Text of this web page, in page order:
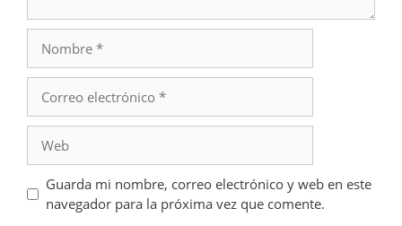
electrónico
Guarda mi nombre, correo electrónico y web en este
navegador para la próxima vez que comente.